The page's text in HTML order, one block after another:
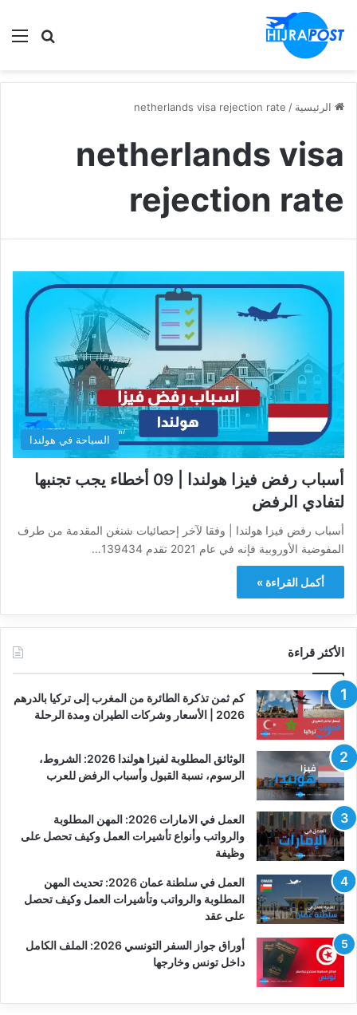
ابحث
الرئيسية /
netherlands visa rejection rate
netherlands visa
rejection rate
السياحة في هولندا
أسباب رفض فيزا هولندا | 09 أخطاء يجب تجنبها
لتفادي الرفض
أسباب رفض فيزا هولندا | وفقا لآخر إحصائيات شنغن المقدمة من طرف
المفوضية الأوروبية فإنه في عام 2021 تقدم 139434…
أكمل القراءة »
الأكثر قراءة
كم ثمن تذكرة الطائرة من المغرب إلى تركيا بالدرهم
2026 | الأسعار وشركات الطيران ومدة الرحلة
الوثائق المطلوبة لفيزا هولندا 2026: الشروط،
الرسوم، نسبة القبول وأسباب الرفض للعرب
العمل في الامارات 2026: المهن المطلوبة
والرواتب وأنواع تأشيرات العمل وكيف تحصل على
وظيفة
العمل في سلطنة عمان 2026: تحديث المهن
المطلوبة والرواتب وتأشيرات العمل وكيف تحصل
على عقد
أوراق جواز السفر التونسي 2026: الملف الكامل
داخل تونس وخارجها